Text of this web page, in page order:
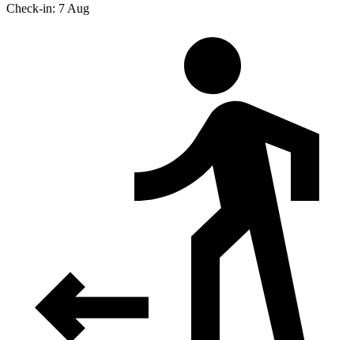
Check-in: 7 Aug